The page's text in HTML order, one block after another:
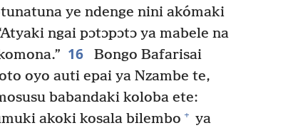
ye ndenge nini akómaki
ngai pɔtɔpɔtɔ ya mabele na
16
Bongo Bafarisai
oyo auti epai ya Nzambe te,
babandaki koloba ete:
akoki kosala bilembo + ya